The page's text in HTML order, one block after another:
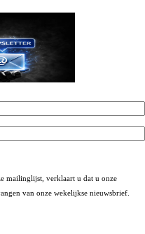
mailinglijst, verklaart u dat u onze
van onze wekelijkse nieuwsbrief.